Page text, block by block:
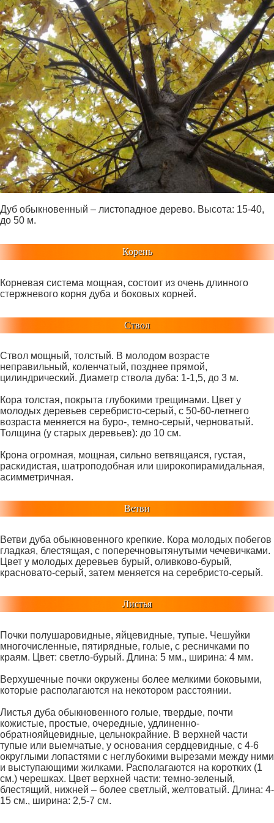
Дуб обыкновенный – листопадное дерево. Высота: 15-40,
до 50 м.
Корень
Корневая система мощная, состоит из очень длинного
стержневого корня дуба и боковых корней.
Ствол
Ствол мощный, толстый. В молодом возрасте
неправильный, коленчатый, позднее прямой,
цилиндрический. Диаметр ствола дуба: 1-1,5, до 3 м.
Кора толстая, покрыта глубокими трещинами. Цвет у
молодых деревьев серебристо-серый, с 50-60-летнего
возраста меняется на буро-, темно-серый, черноватый.
Толщина (у старых деревьев): до 10 см.
Крона огромная, мощная, сильно ветвящаяся, густая,
раскидистая, шатроподобная или широкопирамидальная,
асимметричная.
Ветви
Ветви дуба обыкновенного крепкие. Кора молодых побегов
гладкая, блестящая, с поперечновытянутыми чечевичками.
Цвет у молодых деревьев бурый, оливково-бурый,
красновато-серый, затем меняется на серебристо-серый.
Листья
Почки полушаровидные, яйцевидные, тупые. Чешуйки
многочисленные, пятирядные, голые, с ресничками по
краям. Цвет: светло-бурый. Длина: 5 мм., ширина: 4 мм.
Верхушечные почки окружены более мелкими боковыми,
которые располагаются на некотором расстоянии.
Листья дуба обыкновенного голые, твердые, почти
кожистые, простые, очередные, удлиненно-
обратнояйцевидные, цельнокрайние. В верхней части
тупые или выемчатые, у основания сердцевидные, с 4-6
округлыми лопастями с неглубокими вырезами между ними
и выступающими жилками. Располагаются на коротких (1
см.) черешках. Цвет верхней части: темно-зеленый,
блестящий, нижней – более светлый, желтоватый. Длина: 4-
15 см., ширина: 2,5-7 см.